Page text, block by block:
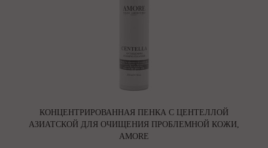
КОНЦЕНТРИРОВАННАЯ ПЕНКА С ЦЕНТЕЛЛОЙ
АЗИАТСКОЙ ДЛЯ ОЧИЩЕНИЯ ПРОБЛЕМНОЙ КОЖИ,
AMORE